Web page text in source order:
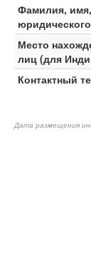
Фамилия,
Место
лиц (для
Контактный
Дата размещения